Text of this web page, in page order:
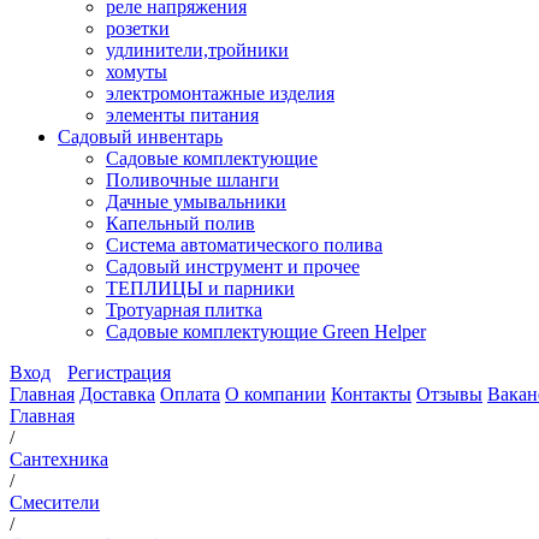
реле напряжения
розетки
удлинители,тройники
хомуты
электромонтажные изделия
элементы питания
Садовый инвентарь
Садовые комплектующие
Поливочные шланги
Дачные умывальники
Капельный полив
Система автоматического полива
Садовый инструмент и прочее
ТЕПЛИЦЫ и парники
Тротуарная плитка
Садовые комплектующие Green Helper
Вход
Регистрация
Главная Доставка Оплата О компании Контакты Отзывы
Главная
/
Сантехника
/
Смесители
/